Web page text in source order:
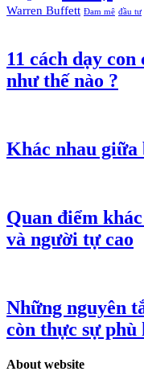
Warren Buffett Đam mê đầu tư
11 cách dạy
như thế nào ?
Khác nhau giữa
Quan điểm
và người tự cao
Những nguyên
còn thực sự
About website